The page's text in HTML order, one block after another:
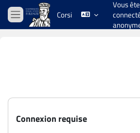
Passer au contenu principal
Panneau latéral
Corsi
Vous
Connexion requise